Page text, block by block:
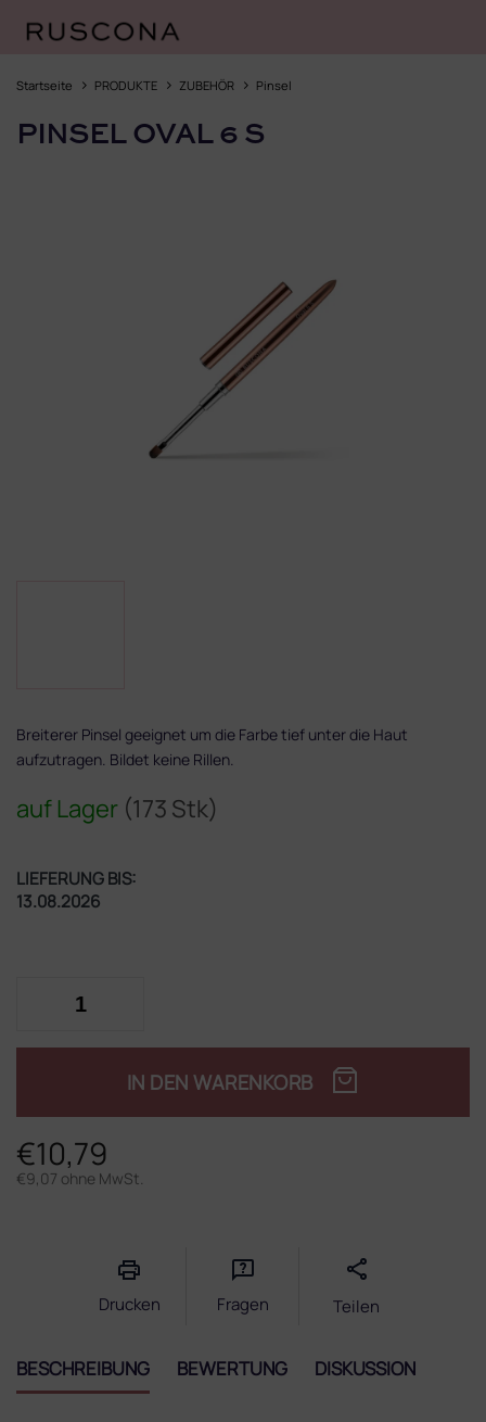
InhaltStartseite PRODUKTE ZUBEHÖR Pinsel
PINSEL OVAL 6 S
€10,79
€9,07 ohne MwSt.
auf Lager (173 Stk)
LIEFERUNG BIS:
13.08.2026
IN DEN WARENKORB
Breiterer Pinsel geeignet um die Farbe tief unter die Haut
aufzutragen. Bildet keine Rillen.
Drucken Fragen Teilen
BESCHREIBUNG BEWERTUNG DISKUSSION